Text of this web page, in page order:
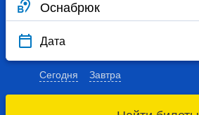
Дата
Сегодня Завтра